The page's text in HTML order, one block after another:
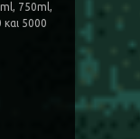
750ml,
5000